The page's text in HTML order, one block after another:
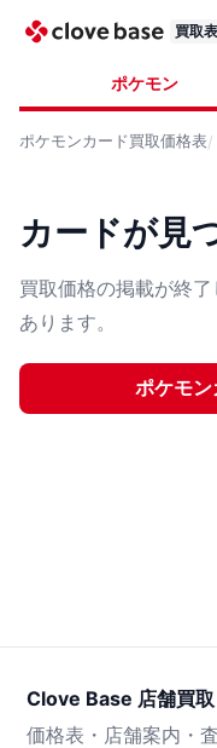
買取表
ポケモン
ポケモンカード買取価格表
カードが見
買取価格の掲載が終
あります。
ポケモン
Clove Base 店舗買取
価格表・店舗案内・